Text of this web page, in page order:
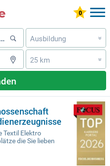
Ausbildung »
25 km »
Textil Elektro
die Sie lieben